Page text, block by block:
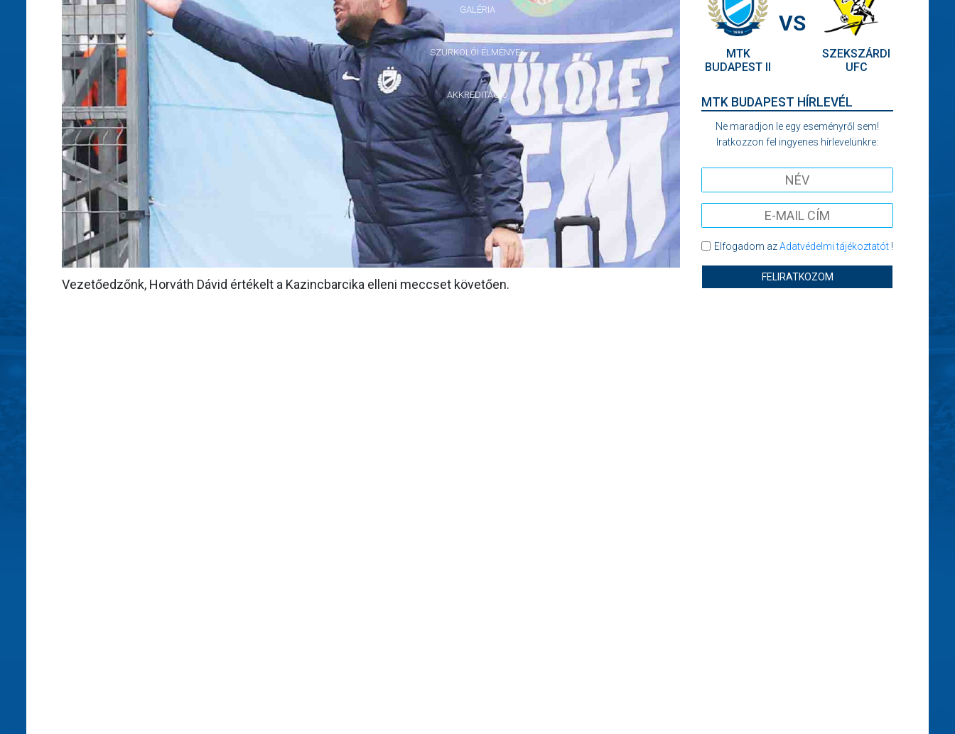
GALÉRIA
SZURKOLÓI ÉLMÉNYEK
AKKREDITÁCIÓ
Vezetőedzőnk, Horváth Dávid értékelt a Kazincbarcika elleni meccset követően.
MTK
BUDAPEST II
VS
SZEKSZÁRDI
UFC
MTK BUDAPEST HÍRLEVÉL
Ne maradjon le egy eseményről sem!
Iratkozzon fel ingyenes hírlevelünkre:
Elfogadom azAdatvédelmi tájékoztatót!
FELIRATKOZOM